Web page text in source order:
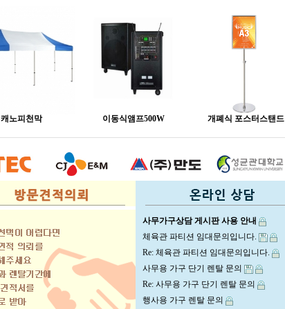
캐노피천막 이동식앰프500W 개폐식 포스터스탠드
사무가구상담 게시판 사용 안내
체육관 파티션 임대문의입니다.
Re: 체육관 파티션 임대문의입니다.
사무용 가구 단기 렌탈 문의
Re: 사무용 가구 단기 렌탈 문의
행사용 가구 렌탈 문의